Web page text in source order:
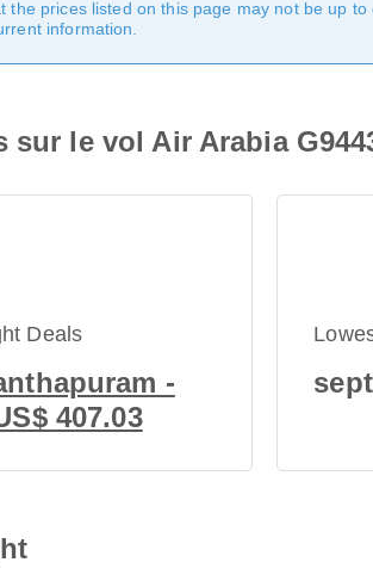
the prices listed on this page may not be up
information.
sur le vol Air Arabia
Deals
-
407.03